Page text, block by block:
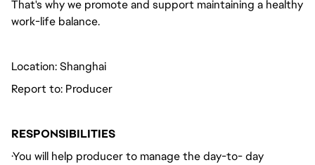
That's why we promote and support maintaining a healthy
work-life balance.
Location: Shanghai
Report to: Producer
RESPONSIBILITIES
·You will help producer to manage the day-to- day